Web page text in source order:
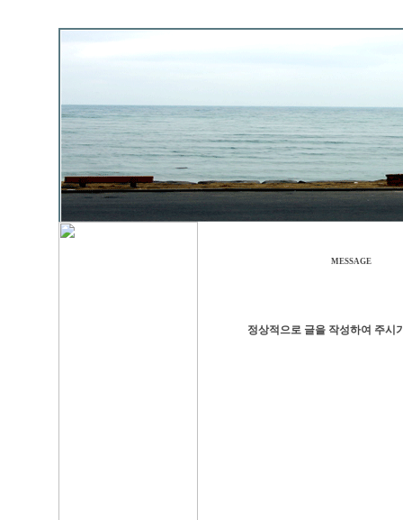
MESSAGE
정상적으로 글을 작성하여 주시